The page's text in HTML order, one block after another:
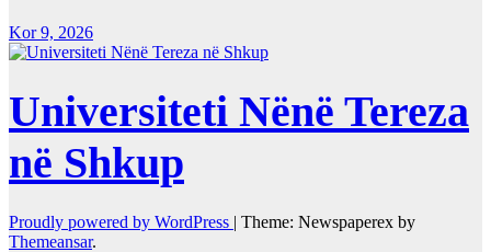
Kor 9, 2026
Universiteti Nënë Tereza
në Shkup
Proudly powered by WordPress | Theme: Newspaperex by
Themeansar.